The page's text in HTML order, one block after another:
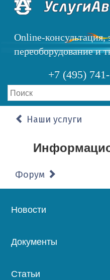
Перейти
содержанию
Online-консультация,
переоборудование и
+7 (495)
Наши услуги
Форум
Основная
Новости
Документы
Статьи